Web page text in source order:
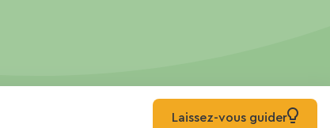
Laissez-vous guider